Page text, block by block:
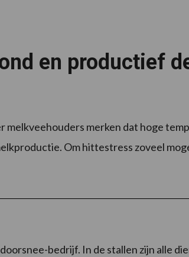
en productief
melkveehouders merken dat hoge
Om hittestress zoveel
bedrijf. In de stallen zijn alle